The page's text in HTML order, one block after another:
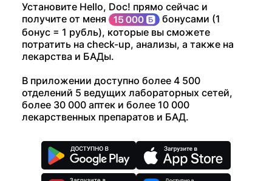
Установите Hello, Doc! прямо сейчас и
получите от меня
бонусами (1
бонус = 1 рубль), которые вы сможете
потратить на check-up, анализы, а также на
лекарства и БАДы.
В приложении доступно более 4 500
отделений 5 ведущих лабораторных сетей,
более 30 000 аптек и более 10 000
лекарственных препаратов и БАД.